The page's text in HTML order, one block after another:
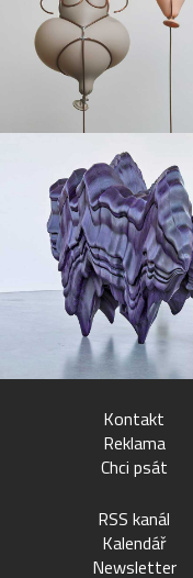
Kontakt
Reklama
Chci psát
RSS kanál
Kalendář
Newsletter